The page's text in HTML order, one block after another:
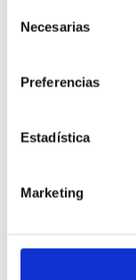
Necesarias
Preferencias
Estadística
Marketing